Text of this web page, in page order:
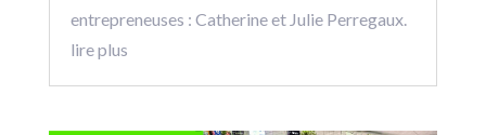
entrepreneuses : Catherine et Julie Perregaux.
lire plus